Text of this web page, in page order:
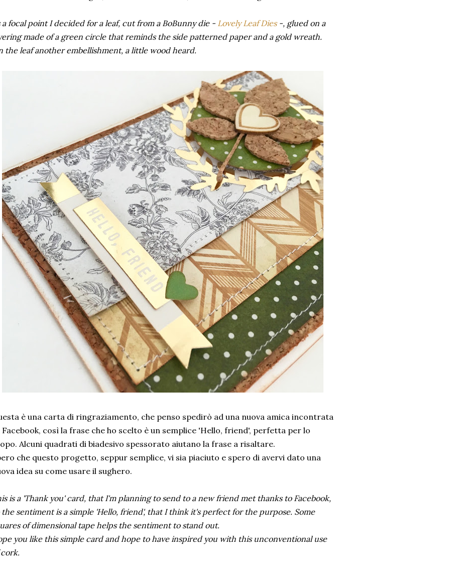
a focal point I decided for a leaf, cut from a BoBunny die - Lovely Leaf Dies-, glued on a
made of a green circle that reminds the side patterned paper and a gold wreath.
the leaf another embellishment, a little wood heard.
è una carta di ringraziamento, che penso spedirò ad una nuova amica incontrata
Facebook, così la frase che ho scelto è un semplice 'Hello, friend', perfetta per lo
Alcuni quadrati di biadesivo spessorato aiutano la frase a risaltare.
che questo progetto, seppur semplice, vi sia piaciuto e spero di avervi dato una
idea su come usare il sughero.
is a 'Thank you' card, that I'm planning to send to a new friend met thanks to Facebook,
the sentiment is a simple 'Hello, friend', that I think it's perfect for the purpose. Some
of dimensional tape helps the sentiment to stand out.
you like this simple card and hope to have inspired you with this unconventional use